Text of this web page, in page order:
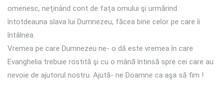
omenesc, neţinând cont de faţa omului şi urmărind
întotdeauna slava lui Dumnezeu, făcea bine celor pe care îi
întâlnea.
Vremea pe care Dumnezeu ne- o dă este vremea în care
Evanghelia trebuie rostită şi cu o mână întinsă spre cei care au
nevoie de ajutorul nostru. Ajută- ne Doamne ca aşa să fim !